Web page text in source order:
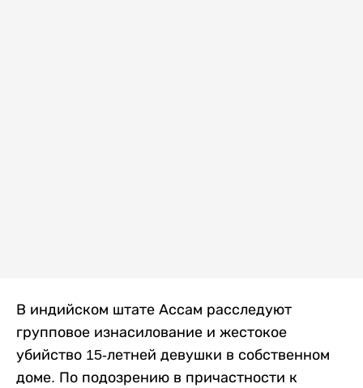
В индийском штате Ассам расследуют
групповое изнасилование и жестокое
убийство 15-летней девушки в собственном
доме. По подозрению в причастности к